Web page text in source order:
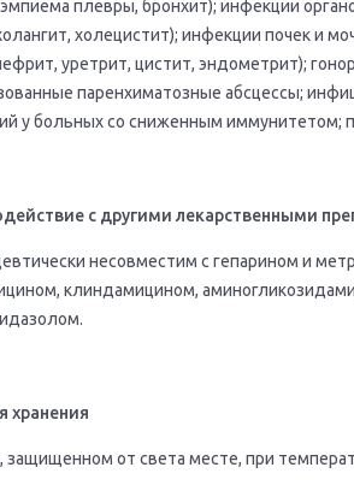
эмпиема плевры, бронхит); инфекции
холецистит); инфекции почек и
уретрит, цистит, эндометрит);
паренхиматозные абсцессы;
у больных со сниженным иммунитетом;
с другими лекарственными
несовместим с гепарином и
клиндамицином,
хранения
защищенном от света месте, при